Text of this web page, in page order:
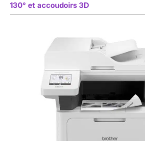
130° et accoudoirs 3D